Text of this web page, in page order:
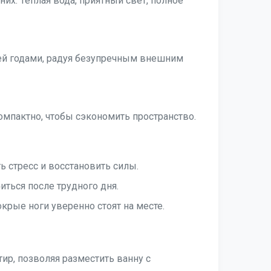
годами, радуя безупречным внешним
чтобы сэкономить пространство.
и восстановить силы.
после трудного дня.
ноги уверенно стоят на месте.
позволяя разместить ванну с